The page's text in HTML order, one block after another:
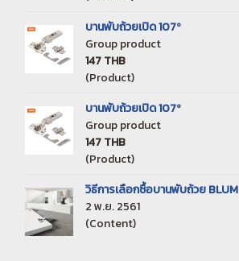
บานพับถ้วยเปิด 107º
Group product
147 THB
(Product)
บานพับถ้วยเปิด 107º
Group product
147 THB
(Product)
วิธีการเลือกซื้อบานพับถ้วย BLUM
2 พ.ย. 2561
(Content)